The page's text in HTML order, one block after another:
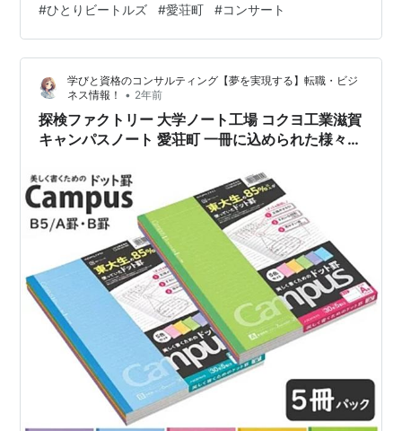
っぽいと錯覚してしまって。 この年まで生きてるのに常
識が欠如しています。 夏至は一年で最も昼が長く夜が短
い ”日” であるとともに、 ”期間” としての意味もあり、
７月６日頃までの約２週間を指します。 ということも知
らなかったです。 by on the edge 西 涼し気なカレ…
#ひとりビートルズ #愛荘町 #コンサート
学びと資格のコンサルティング【夢を実現する】転職・ビジ
ネス情報！
• 2年前
探検ファクトリー 大学ノート工場 コクヨ工業滋賀
キャンパスノート 愛荘町 一冊に込められた様々な